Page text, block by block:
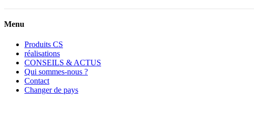
Menu
Produits CS
réalisations
CONSEILS & ACTUS
Qui sommes-nous ?
Contact
Changer de pays